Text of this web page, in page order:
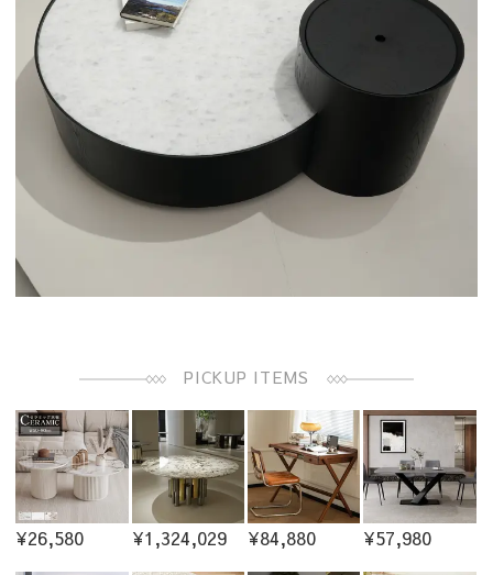
PICKUP ITEMS
¥26,580 ¥1,324,029 ¥84,880 ¥57,980